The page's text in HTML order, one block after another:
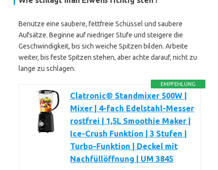
Benutze eine saubere, fettfreie Schüssel und saubere
Aufsätze. Beginne auf niedriger Stufe und steigere die
Geschwindigkeit, bis sich weiche Spitzen bilden. Arbeite
weiter, bis feste Spitzen stehen, aber achte darauf, nicht zu
lange zu schlagen.
EMPFEHLUNG
Clatronic® Standmixer 500W |
Mixer | 4-fach Edelstahl-Messer
rostfrei | 1,5L Smoothie Maker |
Ice-Crush Funktion | 3 Stufen |
Turbo-Funktion | Deckel mit
Nachfüllöffnung | UM 3845